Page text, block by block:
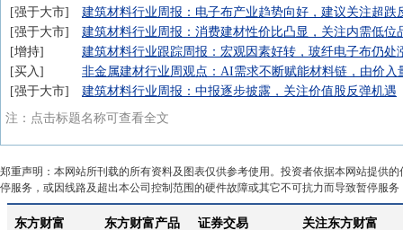
强于大市
建筑材料行业周报：电子布产业趋势向好，建议关注超跌
强于大市
建筑材料行业周报：消费建材性价比凸显，关注内需低位
增持
建筑材料行业跟踪周报：宏观因素好转，玻纤电子布仍处
买入
非金属建材行业周观点：AI需求不断赋能材料链，由价入
强于大市
建筑材料行业周报：中报逐步披露，关注价值股反弹机遇
注：点击标题名称可查看全文
郑重声明：本网站所刊载的所有资料及图表仅供参考使用。投资者依据本网站提供
停服务，或因线路及超出本公司控制范围的硬件故障或其它不可抗力而导致暂停服